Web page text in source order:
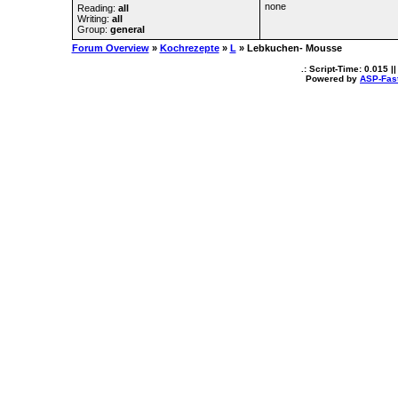
Reading: all
Writing: all
Group: general
none
Forum Overview » Kochrezepte » L » Lebkuchen- Mousse
.: Script-Time: 0.015 ||
Powered by ASP-